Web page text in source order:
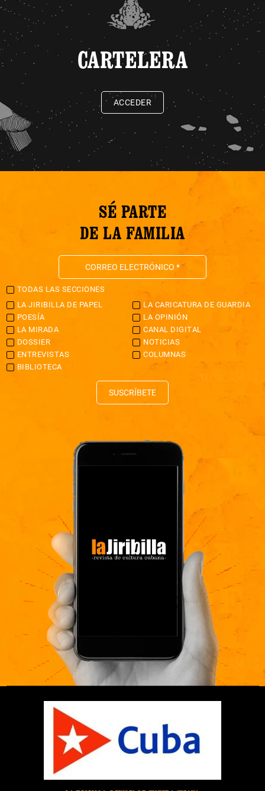
CARTELERA
ACCEDER
SÉ PARTE
DE LA FAMILIA
TODAS LAS SECCIONES
LA JIRIBILLA DE PAPEL
LA CARICATURA DE GUARDIA
POESÍA
LA OPINIÓN
LA MIRADA
CANAL DIGITAL
DOSSIER
NOTICIAS
ENTREVISTAS
COLUMNAS
BIBLIOTECA
SUSCRÍBETE